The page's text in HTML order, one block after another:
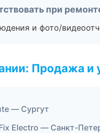
при
и фото/
Продажа и
— Сургут
Electro — Санкт-